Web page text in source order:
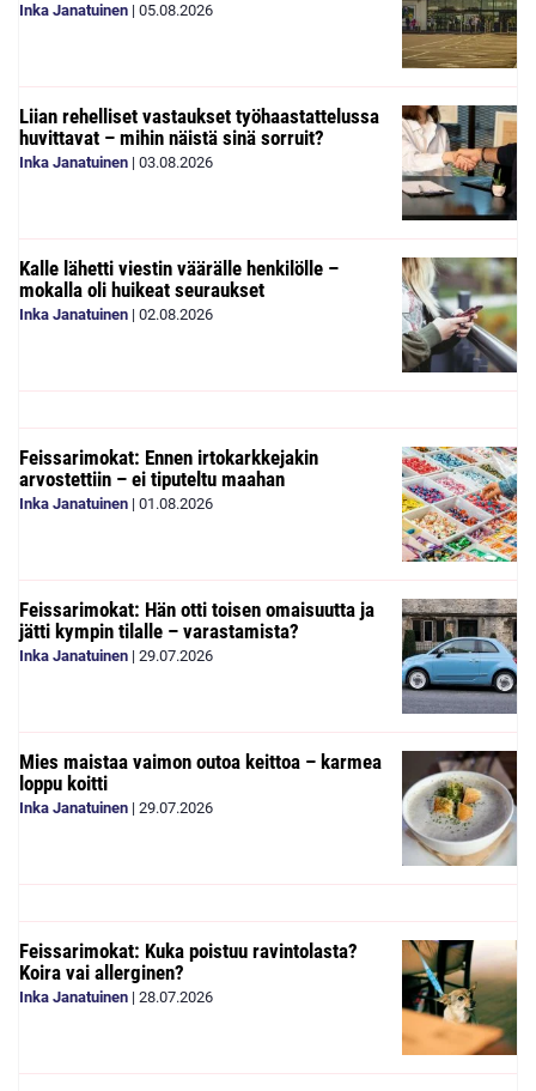
Inka Janatuinen | 05.08.2026
Liian rehelliset vastaukset työhaastattelussa
huvittavat – mihin näistä sinä sorruit?
Inka Janatuinen | 03.08.2026
Kalle lähetti viestin väärälle henkilölle –
mokalla oli huikeat seuraukset
Inka Janatuinen | 02.08.2026
Feissarimokat: Ennen irtokarkkejakin
arvostettiin – ei tiputeltu maahan
Inka Janatuinen | 01.08.2026
Feissarimokat: Hän otti toisen omaisuutta ja
jätti kympin tilalle – varastamista?
Inka Janatuinen | 29.07.2026
Mies maistaa vaimon outoa keittoa – karmea
loppu koitti
Inka Janatuinen | 29.07.2026
Feissarimokat: Kuka poistuu ravintolasta?
Koira vai allerginen?
Inka Janatuinen | 28.07.2026